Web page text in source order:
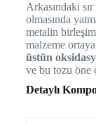
Arkasındaki sır
olmasında
metalin
malzeme ortaya
üstün
ve bu tozu öne
Detaylı